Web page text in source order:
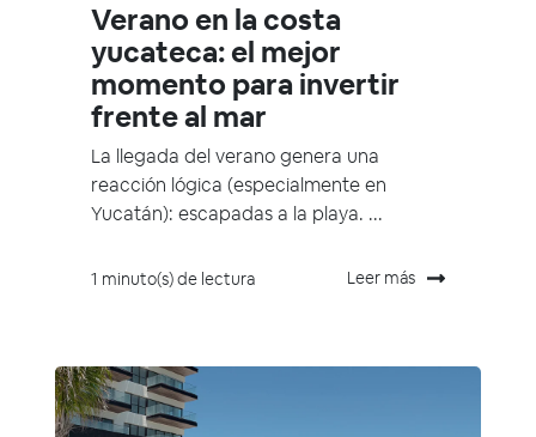
Verano en la costa
yucateca: el mejor
momento para invertir
frente al mar
La llegada del verano genera una
reacción lógica (especialmente en
Yucatán): escapadas a la playa. ...
1 minuto(s) de lectura Leer más